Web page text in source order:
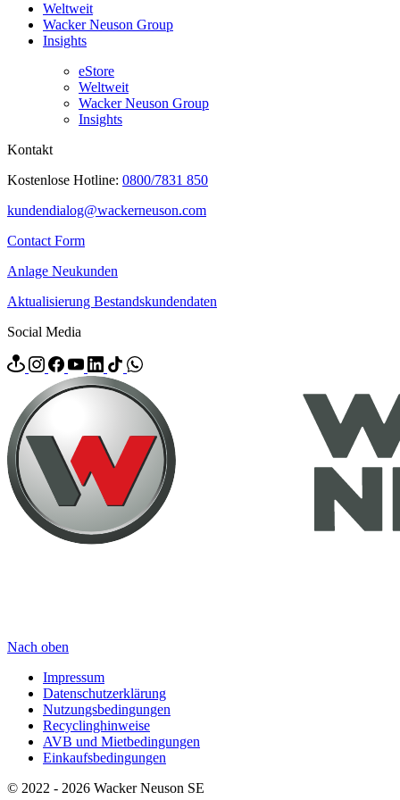
Weltweit
Wacker Neuson Group
Insights
eStore
Weltweit
Wacker Neuson Group
Insights
Kontakt
Kostenlose Hotline: 0800/7831 850
kundendialog@wackerneuson.com
Contact Form
Anlage Neukunden
Aktualisierung Bestandskundendaten
Social Media
Nach oben
Impressum
Datenschutzerklärung
Nutzungsbedingungen
Recyclinghinweise
AVB und Mietbedingungen
Einkaufsbedingungen
© 2022 - 2026 Wacker Neuson SE